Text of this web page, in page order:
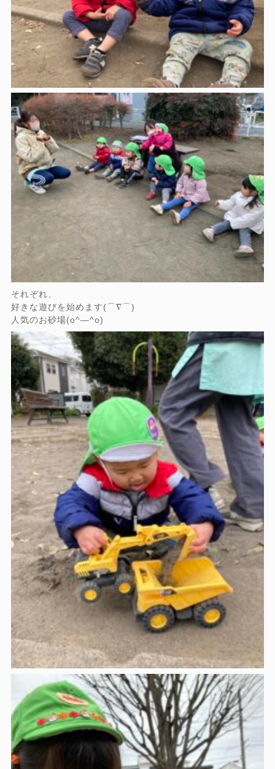
それぞれ、
好きな遊びを始めます(⌒∇⌒)
人気のお砂場(o^―^o)